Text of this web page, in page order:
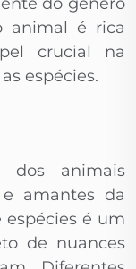
do gênero
animal é rica
crucial na
espécies.
dos animais
amantes da
é um
de nuances